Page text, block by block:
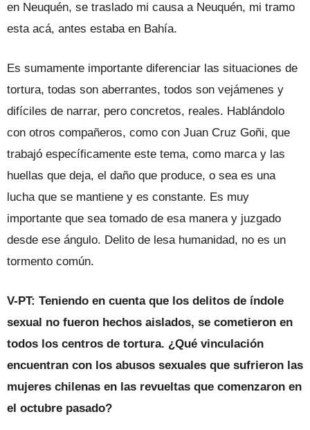
en Neuquén, se traslado mi causa a Neuquén, mi tramo
esta acá, antes estaba en Bahía.
Es sumamente importante diferenciar las situaciones de
tortura, todas son aberrantes, todos son vejámenes y
difíciles de narrar, pero concretos, reales. Hablándolo
con otros compañeros, como con Juan Cruz Goñi, que
trabajó específicamente este tema, como marca y las
huellas que deja, el daño que produce, o sea es una
lucha que se mantiene y es constante. Es muy
importante que sea tomado de esa manera y juzgado
desde ese ángulo. Delito de lesa humanidad, no es un
tormento común.
V-PT: Teniendo en cuenta que los delitos de índole
sexual no fueron hechos aislados, se cometieron en
todos los centros de tortura. ¿Qué vinculación
encuentran con los abusos sexuales que sufrieron las
mujeres chilenas en las revueltas que comenzaron en
el octubre pasado?